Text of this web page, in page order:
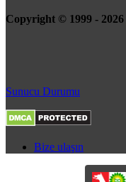
Copyright © 1999 - 2026
Sunucu Durumu
Bize ulaşın